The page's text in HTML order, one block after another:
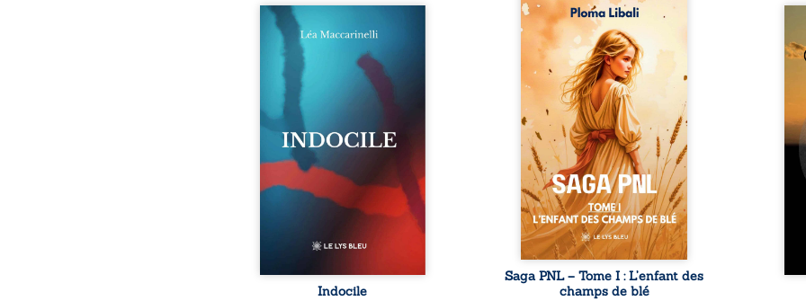
Quatre parties. Quatre refus.
Quatre visages d’une existence
en friction. Entre les silences
qu’on ne déchiffre pas, les
amours qu’on dérange, les
corps qu’on administre et les
liens qu’on sabote, cet ouvrage
parle à celles et ceux qui
vivent trop fort, trop vrai, trop
tôt. Indocile est une traversée.
Une langue nue. Une
insurrection calme. Une
déclaration d’existence pour ...
Indocile
Autrefois, les champs
d’Atlantis vibraient sous le
vent et les enfants couraient
dans les blés. Puis la couronne
plia le genou, livrant son
peuple à l’ombre d’Ivorny. À
Atove, Luwel aurait pu
disparaître dans les ruines de
son destin ; pourtant, sous les
pierres d’un temple oublié, des
rebelles lui tendirent la main.
Parmi eux, Atos, général sans
trône mais habité par ...
Saga PNL – Tome I : L’enfant des
champs de blé
les
les